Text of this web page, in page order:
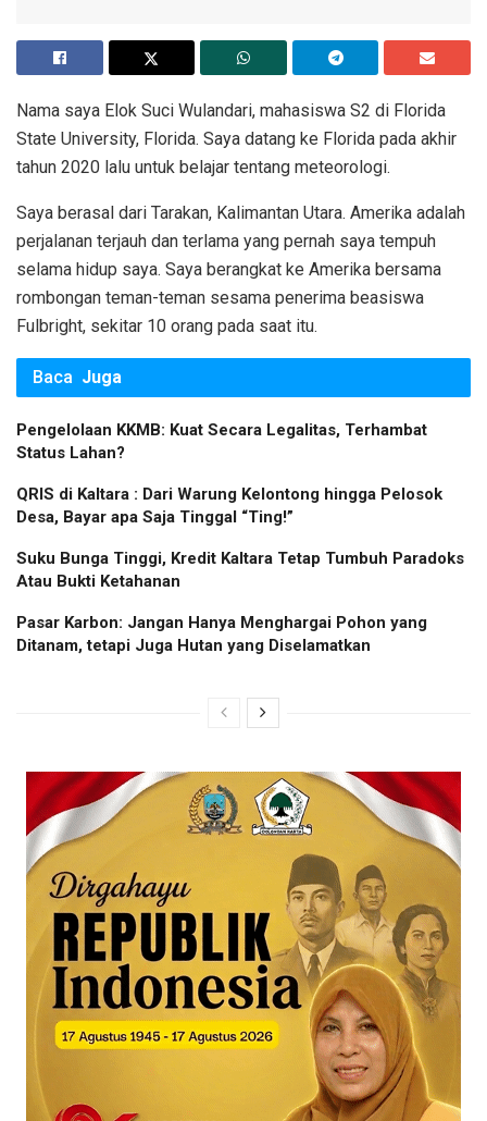
Nama saya Elok Suci Wulandari, mahasiswa S2 di Florida
State University, Florida. Saya datang ke Florida pada akhir
tahun 2020 lalu untuk belajar tentang meteorologi.
Saya berasal dari Tarakan, Kalimantan Utara. Amerika adalah
perjalanan terjauh dan terlama yang pernah saya tempuh
selama hidup saya. Saya berangkat ke Amerika bersama
rombongan teman-teman sesama penerima beasiswa
Fulbright, sekitar 10 orang pada saat itu.
Baca Juga
Pengelolaan KKMB: Kuat Secara Legalitas, Terhambat
Status Lahan?
QRIS di Kaltara : Dari Warung Kelontong hingga Pelosok
Desa, Bayar apa Saja Tinggal “Ting!”
Suku Bunga Tinggi, Kredit Kaltara Tetap Tumbuh Paradoks
Atau Bukti Ketahanan
Pasar Karbon: Jangan Hanya Menghargai Pohon yang
Ditanam, tetapi Juga Hutan yang Diselamatkan